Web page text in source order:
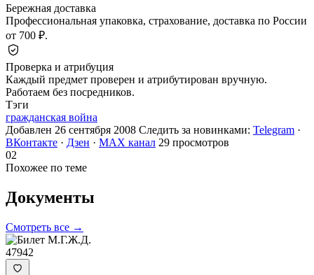
Бережная доставка
Профессиональная упаковка, страхование, доставка по России
от 700 ₽.
Проверка и атрибуция
Каждый предмет проверен и атрибутирован вручную.
Работаем без посредников.
Тэги
гражданская война
Добавлен 26 сентября 2008 Следить за новинками: Telegram ·
ВКонтакте · Дзен · MAX канал 29 просмотров
02
Похожее по теме
Документы
Смотреть все →
47942